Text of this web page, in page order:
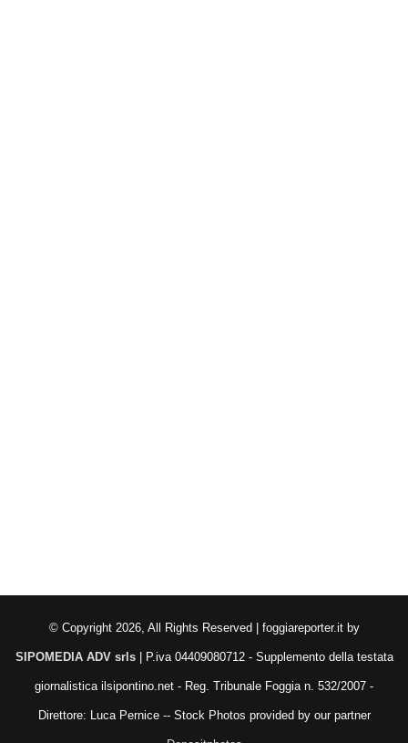
© Copyright 2026, All Rights Reserved | foggiareporter.it by
SIPOMEDIA ADV srls | P.iva 04409080712 - Supplemento della testata
giornalistica ilsipontino.net - Reg. Tribunale Foggia n. 532/2007 -
Direttore: Luca Pernice -- Stock Photos provided by our partner